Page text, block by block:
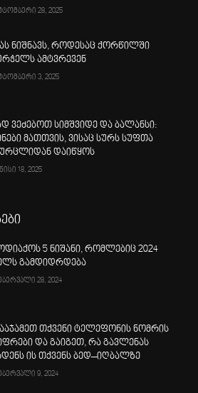
28, 2025
ნიშნავს, როდესაც ქორწილში
ამტვრევენ
3, 2025
ვეძებოთ სიმშვიდე და ბალანსი:
მათთვის, ვისაც სურს სუფთა
დაიწყოს
18, 2025
5 ნიშანი, რომლებიც 2024
გამდიდრდება
28, 2024
თქვენი ტელეფონის ნომრის
და გაიგეთ, რა გავლენას
ის თქვენს ბედ–იღბალზე
9, 2024